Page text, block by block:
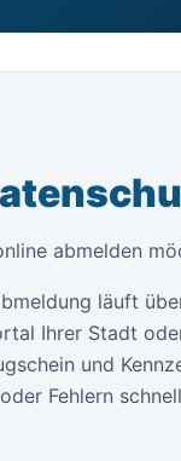
abmelden
läuft
Ihrer Stadt
und
Fehlern